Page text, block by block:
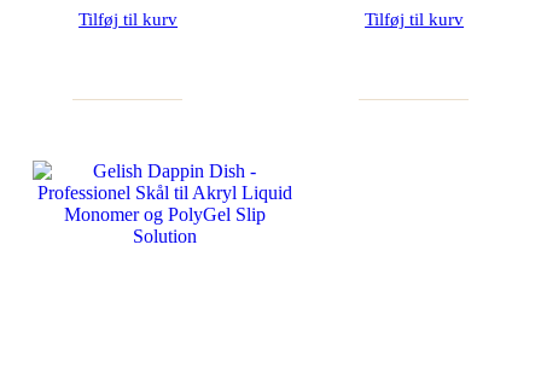
Tilføj til kurv Tilføj til kurv